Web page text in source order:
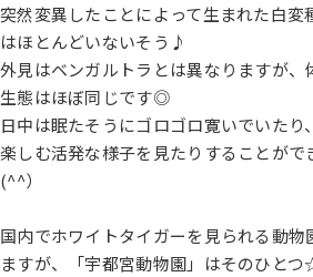
突然変異したことによって生まれた白変
はほとんどいないそう♪
外見はベンガルトラとは異なりますが、
生態はほぼ同じです◎
日中は眠たそうにゴロゴロ寛いでいたり
楽しむ活発な様子を見たりすることがで
(^^）
国内でホワイトタイガーを見られる動物
ますが、「宇都宮動物園」はそのひと